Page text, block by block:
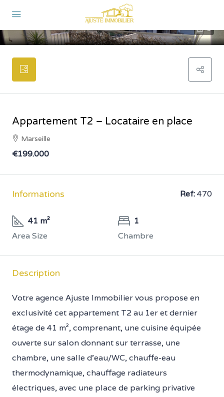
5
Appartement T2 – Locataire en place
Marseille
€199.000
Informations Ref:470
41 m²
Area Size
1
Chambre
Description
Votre agence Ajuste Immobilier vous propose en
exclusivité cet appartement T2 au 1er et dernier
étage de 41 m², comprenant, une cuisine équipée
ouverte sur salon donnant sur terrasse, une
chambre, une salle d’eau/WC, chauffe-eau
thermodynamique, chauffage radiateurs
électriques, avec une place de parking privative